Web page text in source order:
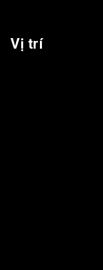
Vị trí